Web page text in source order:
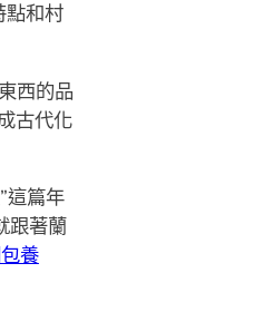
點和村
西的品
古代化
這篇年
跟著蘭
養